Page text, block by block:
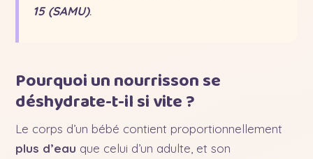
15 (SAMU).
Pourquoi un nourrisson se
déshydrate-t-il si vite ?
Le corps d’un bébé contient proportionnellement
plus d’eau que celui d’un adulte, et son